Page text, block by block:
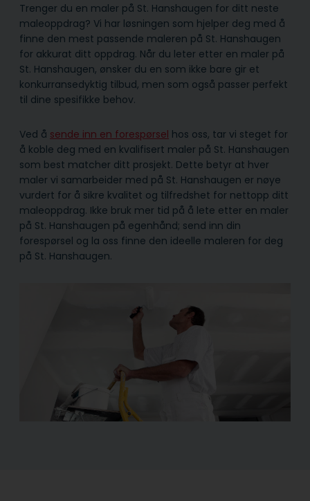
Trenger du en maler på St. Hanshaugen for ditt neste
maleoppdrag? Vi har løsningen som hjelper deg med å
finne den mest passende maleren på St. Hanshaugen
for akkurat ditt oppdrag. Når du leter etter en maler på
St. Hanshaugen, ønsker du en som ikke bare gir et
konkurransedyktig tilbud, men som også passer perfekt
til dine spesifikke behov.
Ved å sende inn en forespørsel hos oss, tar vi steget for
å koble deg med en kvalifisert maler på St. Hanshaugen
som best matcher ditt prosjekt. Dette betyr at hver
maler vi samarbeider med på St. Hanshaugen er nøye
vurdert for å sikre kvalitet og tilfredshet for nettopp ditt
maleoppdrag. Ikke bruk mer tid på å lete etter en maler
på St. Hanshaugen på egenhånd; send inn din
forespørsel og la oss finne den ideelle maleren for deg
på St. Hanshaugen.